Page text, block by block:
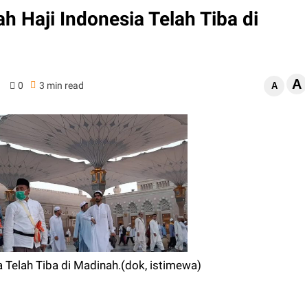
Haji Indonesia Telah Tiba di
0 3 min read A A
Tiba di Madinah.(dok, istimewa)